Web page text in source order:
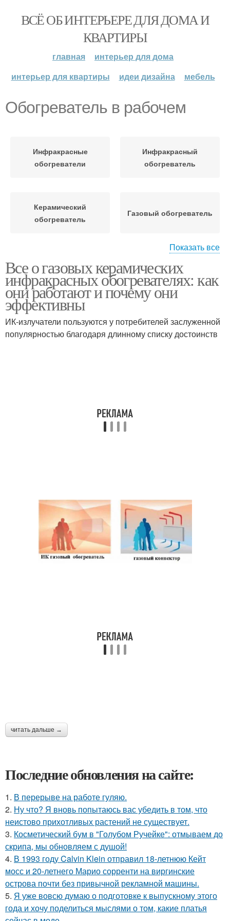
ВСЁ ОБ ИНТЕРЬЕРЕ ДЛЯ ДОМА И
КВАРТИРЫ
главная
интерьер для дома
интерьер для квартиры
идеи дизайна мебель
Обогреватель в рабочем
Инфракрасные
обогреватели
Инфракрасный
обогреватель
Керамический
обогреватель
Газовый обогреватель
палатки
Показать все
Все о газовых керамических
инфракрасных обогревателях: как
они работают и почему они
эффективны
ИК-излучатели пользуются у потребителей заслуженной
популярностью благодаря длинному списку достоинств
читать дальше →
Последние обновления на сайте:
1. В перерыве на работе гуляю.
2. Ну что? Я вновь попытаюсь вас убедить в том, что
неистово прихотливых растений не существует.
3. Косметический бум в "Голубом Ручейке": отмываем до
скрипа, мы обновляем с душой!
4. В 1993 году Calvin Klein отправил 18-летнюю Кейт
мосс и 20-летнего Марио сорренти на виргинские
острова почти без привычной рекламной машины.
5. Я уже вовсю думаю о подготовке к выпускному этого
года и хочу поделиться мыслями о том, какие платья